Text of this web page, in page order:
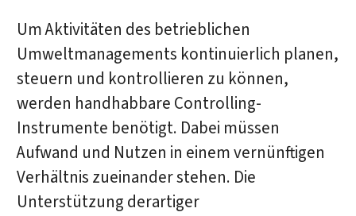
Um Aktivitäten des betrieblichen
Umweltmanagements kontinuierlich planen,
steuern und kontrollieren zu können,
werden handhabbare Controlling-
Instrumente benötigt. Dabei müssen
Aufwand und Nutzen in einem vernünftigen
Verhältnis zueinander stehen. Die
Unterstützung derartiger